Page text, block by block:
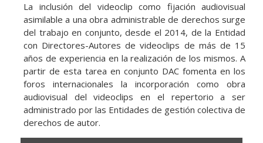
La inclusión del videoclip como fijación audiovisual
asimilable a una obra administrable de derechos surge
del trabajo en conjunto, desde el 2014, de la Entidad
con Directores-Autores de videoclips de más de 15
años de experiencia en la realización de los mismos. A
partir de esta tarea en conjunto DAC fomenta en los
foros internacionales la incorporación como obra
audiovisual del videoclips en el repertorio a ser
administrado por las Entidades de gestión colectiva de
derechos de autor.